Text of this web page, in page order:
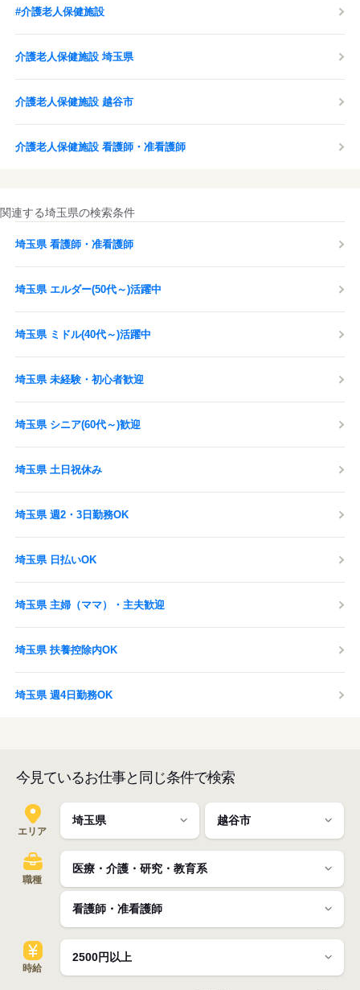
#介護老人保健施設
介護老人保健施設 埼玉県
介護老人保健施設 越谷市
介護老人保健施設 看護師・准看護師
関連する埼玉県の検索条件
埼玉県 看護師・准看護師
埼玉県 エルダー(50代～)活躍中
埼玉県 ミドル(40代～)活躍中
埼玉県 未経験・初心者歓迎
埼玉県 シニア(60代～)歓迎
埼玉県 土日祝休み
埼玉県 週2・3日勤務OK
埼玉県 日払いOK
埼玉県 主婦（ママ）・主夫歓迎
埼玉県 扶養控除内OK
埼玉県 週4日勤務OK
今見ているお仕事と同じ条件で検索
エリア
職種
時給